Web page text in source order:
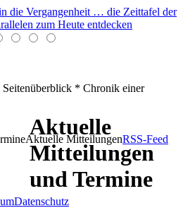
die Vergangenheit … die Zeittafel der
zum Heute entdecken
* Chronik einer
Aktuelle MitteilungenRSS-Feed
Datenschutz
Aktuelle
Mitteilungen
und Termine